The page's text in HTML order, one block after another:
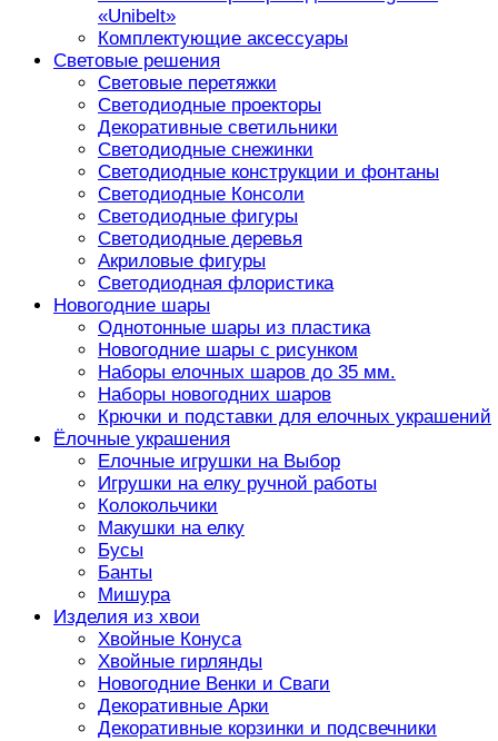
«Unibelt»
Комплектующие аксессуары
Световые решения
Световые перетяжки
Светодиодные проекторы
Декоративные светильники
Светодиодные снежинки
Светодиодные конструкции и фонтаны
Светодиодные Консоли
Светодиодные фигуры
Светодиодные деревья
Акриловые фигуры
Светодиодная флористика
Новогодние шары
Однотонные шары из пластика
Новогодние шары с рисунком
Наборы елочных шаров до 35 мм.
Наборы новогодних шаров
Крючки и подставки для елочных украшений
Ёлочные украшения
Елочные игрушки на Выбор
Игрушки на елку ручной работы
Колокольчики
Макушки на елку
Бусы
Банты
Мишура
Изделия из хвои
Хвойные Конуса
Хвойные гирлянды
Новогодние Венки и Сваги
Декоративные Арки
Декоративные корзинки и подсвечники